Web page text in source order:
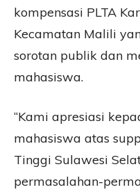
kompensasi PLTA
Kecamatan Malili
sorotan publik dan
mahasiswa.
“Kami apresiasi
mahasiswa atas
Tinggi Sulawesi
permasalahan-